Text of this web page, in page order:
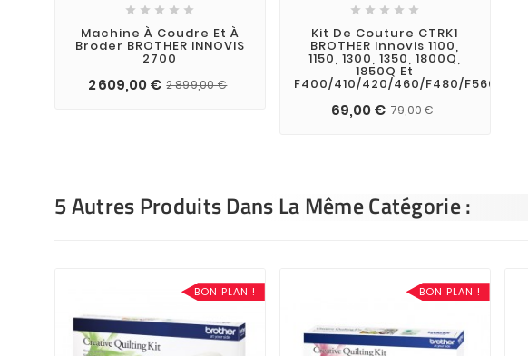
    
Machine À Coudre Et À
Broder BROTHER INNOVIS
2700
2 609,00 € 2 899,00 €
    
Kit De Couture CTRK1
BROTHER Innovis 1100,
1150, 1300, 1350, 1800Q,
1850Q Et
F400/410/420/460/F480/F560/F580
69,00 € 79,00 €
5 Autres Produits Dans La Même Catégorie :
BON PLAN ! BON PLAN !